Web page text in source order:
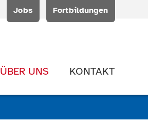
Jobs Fortbildungen
ÜBER UNS KONTAKT